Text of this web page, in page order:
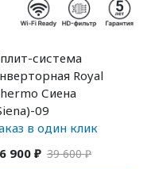
система
Royal
Сиена
09
в один клик
900 ₽ 39 600 ₽